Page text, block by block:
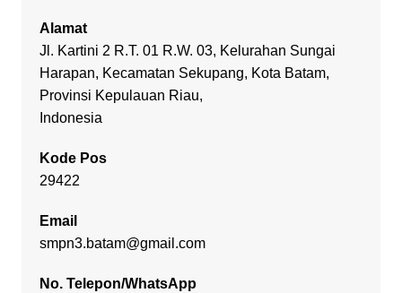
Alamat
Jl. Kartini 2 R.T. 01 R.W. 03, Kelurahan Sungai
Harapan, Kecamatan Sekupang, Kota Batam,
Provinsi Kepulauan Riau,
Indonesia
Kode Pos
29422
Email
smpn3.batam@gmail.com
No. Telepon/WhatsApp